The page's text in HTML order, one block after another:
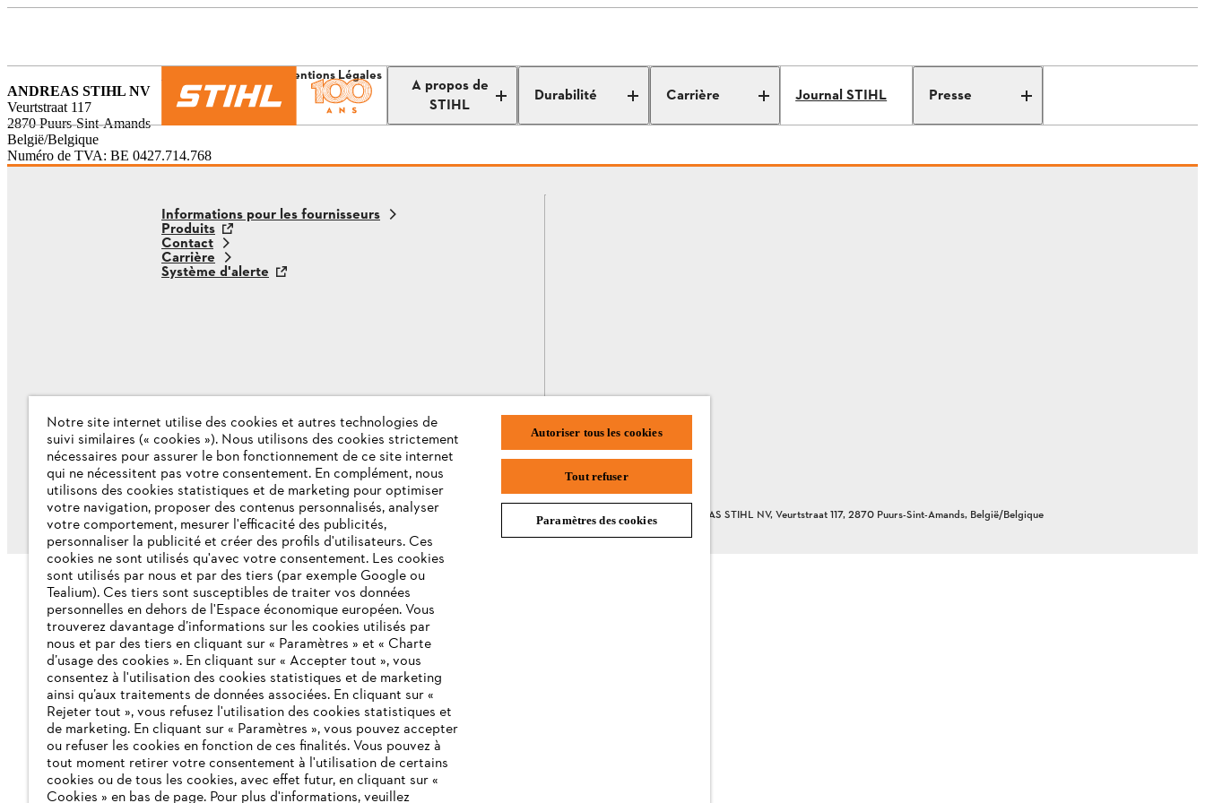
A propos de
STIHL
Durabilité Carrière Journal STIHL Presse
L’univers de STIHL Mentions Légales
ANDREAS STIHL NV
Veurtstraat 117
2870 Puurs-Sint-Amands
België/Belgique
Numéro de TVA: BE 0427.714.768
Informations pour les fournisseurs
Produits
Contact
Carrière
Système d'alerte
Mentions légalesProtection des donnéesInformations sur les cookies ANDREAS STIHL NV, Veurtstraat 117, 2870 Puurs-Sint-Amands, België/Belgique
Notre site internet utilise des cookies et autres technologies de
suivi similaires (« cookies »). Nous utilisons des cookies strictement
nécessaires pour assurer le bon fonctionnement de ce site internet
qui ne nécessitent pas votre consentement. En complément, nous
utilisons des cookies statistiques et de marketing pour optimiser
votre navigation, proposer des contenus personnalisés, analyser
votre comportement, mesurer l'efficacité des publicités,
personnaliser la publicité et créer des profils d'utilisateurs. Ces
cookies ne sont utilisés qu'avec votre consentement. Les cookies
sont utilisés par nous et par des tiers (par exemple Google ou
Tealium). Ces tiers sont susceptibles de traiter vos données
personnelles en dehors de l'Espace économique européen. Vous
trouverez davantage d’informations sur les cookies utilisés par
nous et par des tiers en cliquant sur « Paramètres » et « Charte
d’usage des cookies ». En cliquant sur « Accepter tout », vous
consentez à l'utilisation des cookies statistiques et de marketing
ainsi qu’aux traitements de données associées. En cliquant sur «
Rejeter tout », vous refusez l'utilisation des cookies statistiques et
de marketing. En cliquant sur « Paramètres », vous pouvez accepter
ou refuser les cookies en fonction de ces finalités. Vous pouvez à
tout moment retirer votre consentement à l'utilisation de certains
cookies ou de tous les cookies, avec effet futur, en cliquant sur «
Cookies » en bas de page. Pour plus d'informations, veuillez
Autoriser tous les cookies
Tout refuser
Paramètres des cookies